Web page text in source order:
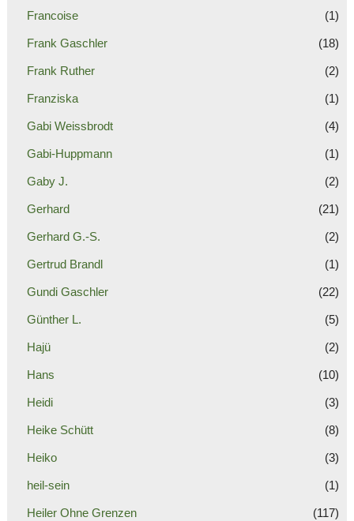
Francoise (1)
Frank Gaschler (18)
Frank Ruther (2)
Franziska (1)
Gabi Weissbrodt (4)
Gabi-Huppmann (1)
Gaby J. (2)
Gerhard (21)
Gerhard G.-S. (2)
Gertrud Brandl (1)
Gundi Gaschler (22)
Günther L. (5)
Hajü (2)
Hans (10)
Heidi (3)
Heike Schütt (8)
Heiko (3)
heil-sein (1)
Heiler Ohne Grenzen (117)